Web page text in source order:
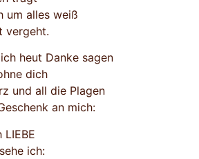
um alles weiß
vergeht.
heut Danke sagen
dich
und all die Plagen
an mich:
ich: